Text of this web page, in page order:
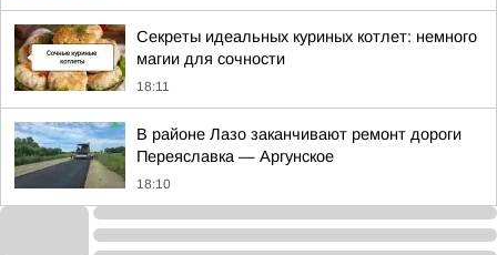
Секреты идеальных куриных котлет: немного
магии для сочности
18:11
В районе Лазо заканчивают ремонт дороги
Переяславка — Аргунское
18:10